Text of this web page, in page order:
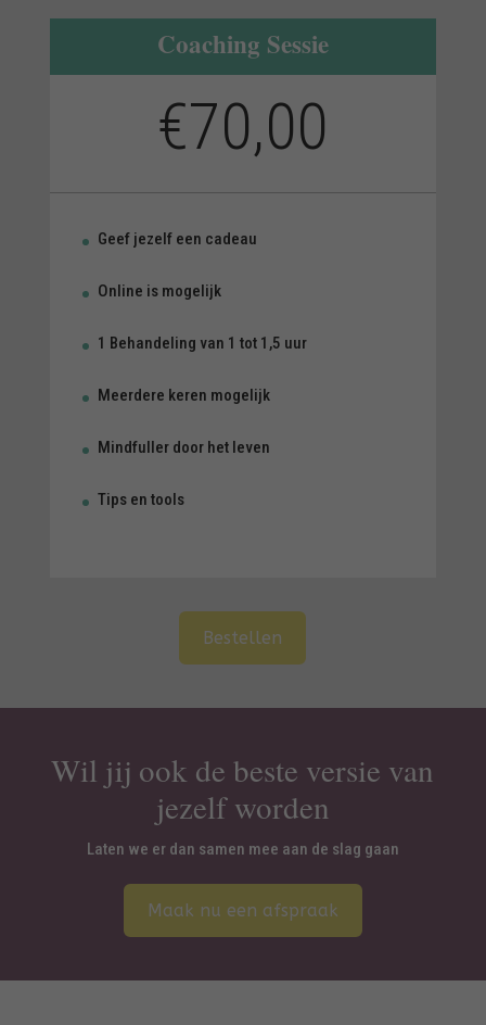
e
r
n
a
i
Coaching Sessie
€70,00
Geef jezelf een cadeau
Online is mogelijk
1 Behandeling van 1 tot 1,5 uur
Meerdere keren mogelijk
Mindfuller door het leven
Tips en tools
Bestellen
a
t
v
e
:
Wil jij ook de beste versie van
jezelf worden
Laten we er dan samen mee aan de slag gaan
Maak nu een afspraak